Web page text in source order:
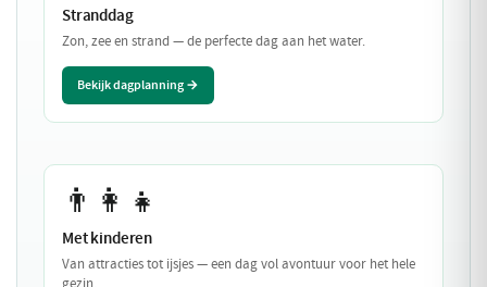
Stranddag
Zon, zee en strand — de perfecte dag aan het water.
Bekijk dagplanning →
👨‍👩‍👧
Met kinderen
Van attracties tot ijsjes — een dag vol avontuur voor het hele